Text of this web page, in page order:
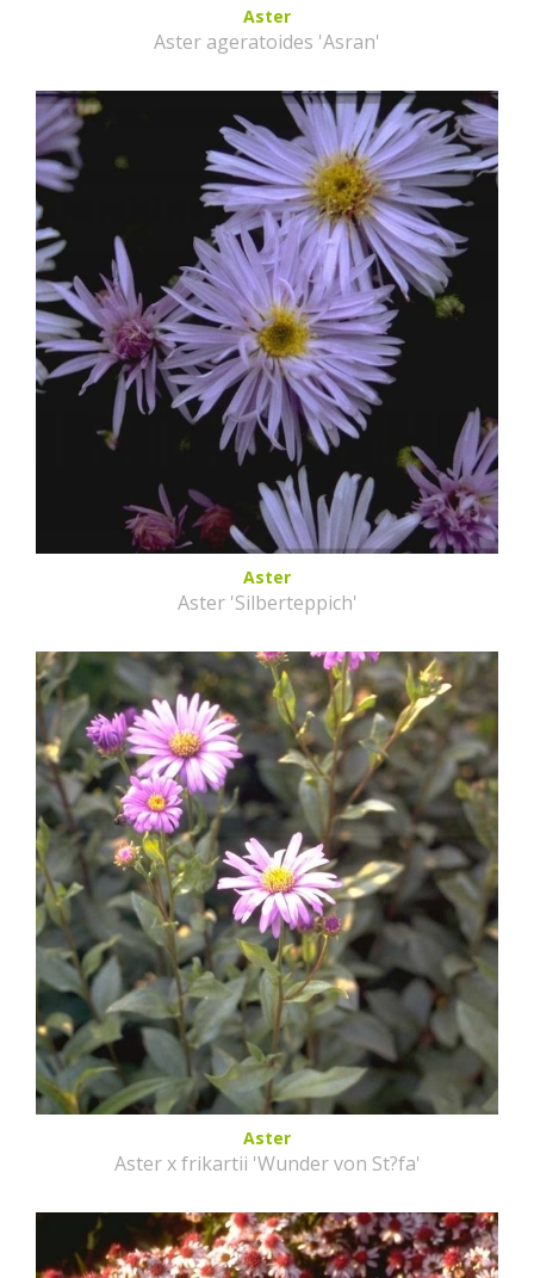
Aster
Aster ageratoides 'Asran'
Aster
Aster 'Silberteppich'
Aster
Aster x frikartii 'Wunder von St?fa'